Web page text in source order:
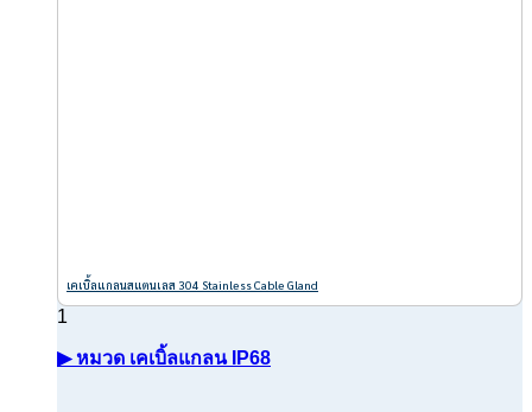
เคเบิ้ลแกลนสแตนเลส 304 Stainless Cable Gland
▶ หมวด เคเบิ้ลแกลน IP68